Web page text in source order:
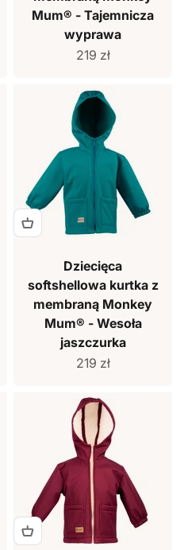
Mum® - Tajemnicza
wyprawa
Cena sprzedaży
219 zł
Dziecięca
softshellowa kurtka z
membraną Monkey
Mum® - Wesoła
jaszczurka
Cena sprzedaży
219 zł